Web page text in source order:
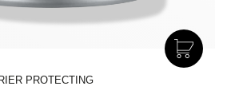
PROTECTING